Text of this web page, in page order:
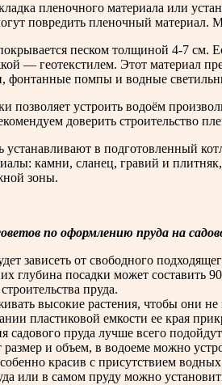
пленочного материала или
повредить пленочный
песком толщиной 4-7 см.
— геотекстилем. Этот материал
фонтанные помпы и водные
позволяет устроить водоём
доверить строительство
устанавливают в подготовленный
камни, сланец, гравий и
зоны.
по оформлению пруда на
зависеть от свободного
глубина посадки может составить
пруда.
высокие растения, чтобы они
пластиковой емкости ее края
садового пруда лучше всего
размер и объем, в водоеме можно
красив с присутствием
или в самом пруду можно